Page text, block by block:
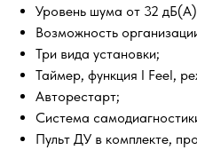
Уровень шума от 32
Возможность
Три вида установки;
Таймер, функция I Feel,
Авторестарт;
Система
Пульт ДУ в комплекте,